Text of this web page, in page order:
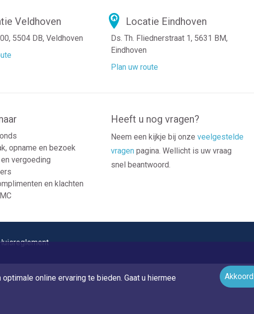
Veldhoven
5504 DB, Veldhoven
Locatie Eindhoven
Ds. Th. Fliednerstraat 1, 5631 BM,
Eindhoven
Plan uw route
opname en bezoek
vergoeding
en klachten
Heeft u nog vragen?
Neem een kijkje bij onze veelgestelde
vragen pagina. Wellicht is uw vraag
snel beantwoord.
online ervaring te bieden. Gaat u hiermee
Akkoord